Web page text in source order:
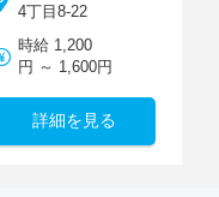
4丁目8-22
時給 1,200
円 ～ 1,600円
詳細を見る